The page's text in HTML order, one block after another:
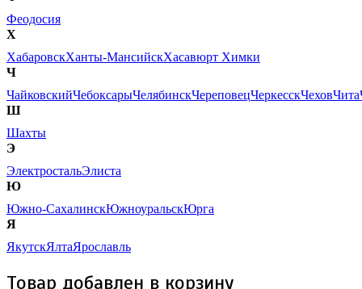
Феодосия
Х
ХабаровскХанты-МансийскХасавюрт Химки
Ч
ЧайковскийЧебоксарыЧелябинскЧереповецЧеркесскЧеховЧита
Ш
Шахты
Э
ЭлектростальЭлиста
Ю
Южно-СахалинскЮжноуральскЮрга
Я
ЯкутскЯлтаЯрославль
Товар добавлен в корзину